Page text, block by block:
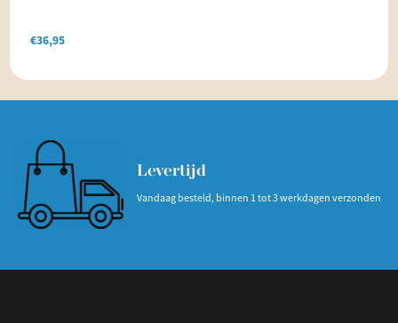
€36,95
Levertijd
Vandaag besteld, binnen 1 tot 3 werkdagen verzonden